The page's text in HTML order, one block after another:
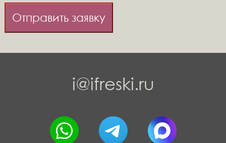
Отправить заявку
i@ifreski.ru